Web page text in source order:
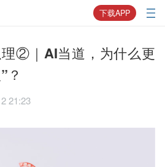
下载APP
理②｜AI当道，为什么更
？
21:23